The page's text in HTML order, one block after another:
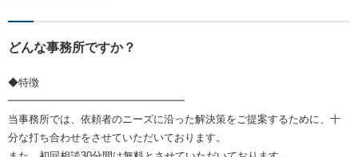
どんな事務所ですか？
◆特徴
━━━━━━━━━━━━━━━━━
当事務所では、依頼者のニーズに沿った解決策をご提案するために、十
分な打ち合わせをさせていただいております。